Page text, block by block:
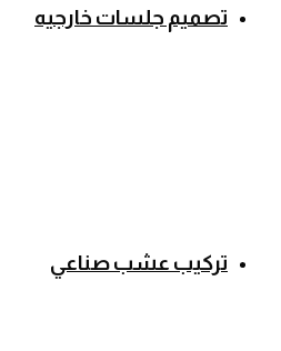
تصميم جلسات خارجيه
تركيب عشب صناعي